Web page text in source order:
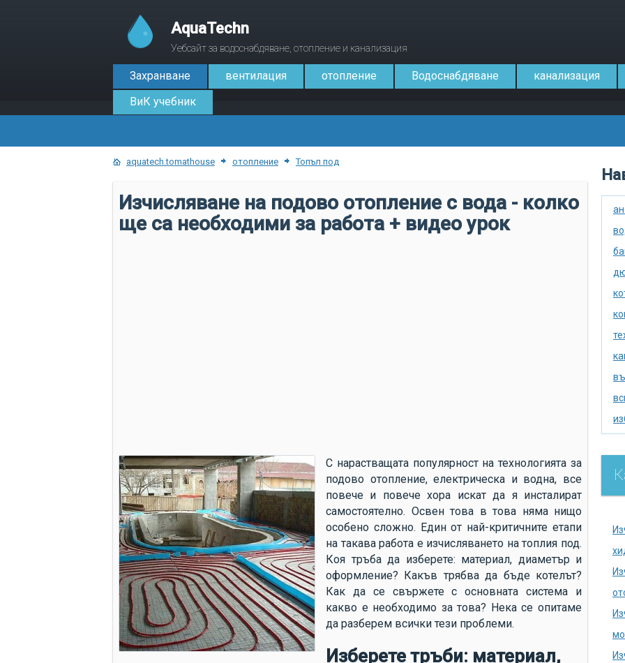
AquaTechn
Уебсайт за водоснабдяване, отопление и канализация
Захранване вентилация отопление Водоснабдяване канализация
ВиК учебник
aquatech.tomathouse отопление Топъл под
Изчисляване на подово отопление с вода - колко
ще са необходими за работа + видео урок
С нарастващата популярност на технологията за
подово отопление, електрическа и водна, все
повече и повече хора искат да я инсталират
самостоятелно. Освен това в това няма нищо
особено сложно. Един от най-критичните етапи
на такава работа е изчисляването на топлия под.
Коя тръба да изберете: материал, диаметър и
оформление? Какъв трябва да бъде котелът?
Как да се свържете с основната система и
какво е необходимо за това? Нека се опитаме
да разберем всички тези проблеми.
Изберете тръби: материал,